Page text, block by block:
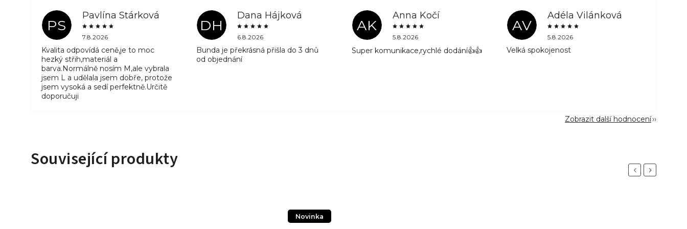
PS
Pavlína Stárková
7.8.2026
Kvalita odpovídá ceně,je to moc
hezký střih,materiál a
barva.Normálně nosím M,ale vybrala
jsem L a udělala jsem dobře, protože
jsem vysoká a sedí perfektně.Určitě
doporučuji
DH
Dana Hájková
6.8.2026
Bunda je překrásná přišla do 3 dnů
od objednání
AK
Anna Kočí
5.8.2026
Super komunikace,rychlé dodání👍👍
AV
Adéla Vilánková
5.8.2026
Velká spokojenost
Zobrazit další hodnocení
Související produkty Previous
Novinka
Next